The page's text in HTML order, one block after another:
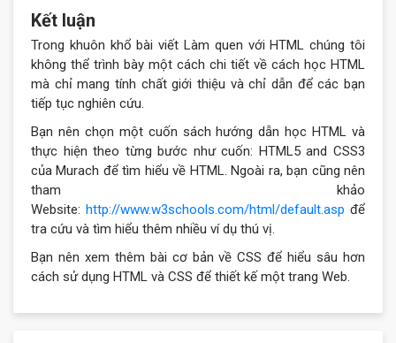
Kết luận
Trong khuôn khổ bài viết Làm quen với HTML chúng tôi
không thể trình bày một cách chi tiết về cách học HTML
mà chỉ mang tính chất giới thiệu và chỉ dẫn để các bạn
tiếp tục nghiên cứu.
Bạn nên chọn một cuốn sách hướng dẫn học HTML và
thực hiện theo từng bước như cuốn: HTML5 and CSS3
của Murach để tìm hiểu về HTML. Ngoài ra, bạn cũng nên
tham khảo
Website: http://www.w3schools.com/html/default.asp để
tra cứu và tìm hiểu thêm nhiều ví dụ thú vị.
Bạn nên xem thêm bài cơ bản về CSS để hiểu sâu hơn
cách sử dụng HTML và CSS để thiết kế một trang Web.